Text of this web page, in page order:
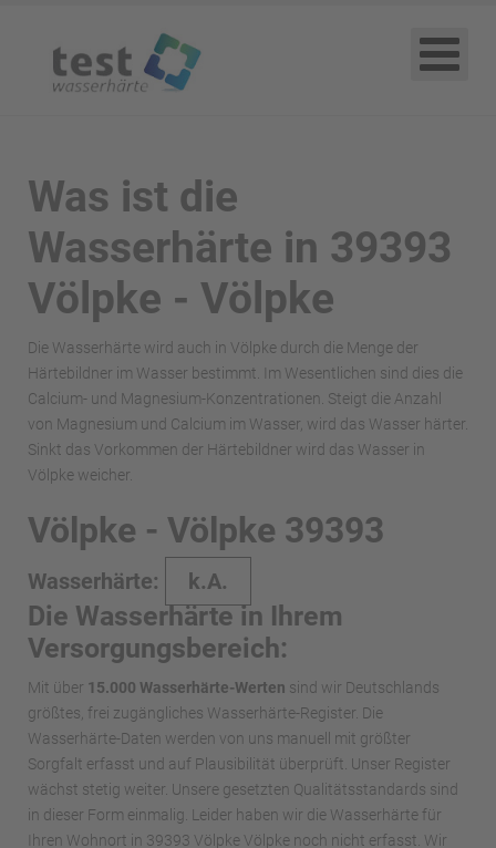
Was ist die
Wasserhärte in 39393
Völpke - Völpke
Die Wasserhärte wird auch in Völpke durch die Menge der
Härtebildner im Wasser bestimmt. Im Wesentlichen sind dies die
Calcium- und Magnesium-Konzentrationen. Steigt die Anzahl
von Magnesium und Calcium im Wasser, wird das Wasser härter.
Sinkt das Vorkommen der Härtebildner wird das Wasser in
Völpke weicher.
Völpke - Völpke 39393
Wasserhärte: k.A.
Die Wasserhärte in Ihrem
Versorgungsbereich:
Mit über 15.000 Wasserhärte-Werten sind wir Deutschlands
größtes, frei zugängliches Wasserhärte-Register. Die
Wasserhärte-Daten werden von uns manuell mit größter
Sorgfalt erfasst und auf Plausibilität überprüft. Unser Register
wächst stetig weiter. Unsere gesetzten Qualitätsstandards sind
in dieser Form einmalig. Leider haben wir die Wasserhärte für
Ihren Wohnort in 39393 Völpke Völpke noch nicht erfasst. Wir